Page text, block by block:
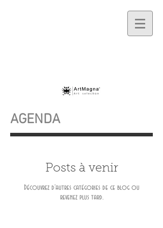
AGENDA
Posts à venir
Découvrez d'autres catégories de ce blog ou
revenez plus tard.